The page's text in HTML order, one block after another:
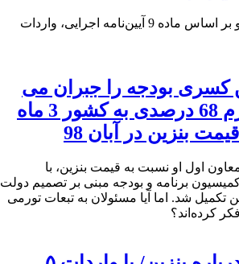
با مصوبه هیئت وزیران و بر اساس ماده 9 آیین‌نامه اجرایی، واردات
کسری بودجه را جبران می
کند؟/ تحمیل تورم 68 درصدی به کشور 3 ماه
بنزین در آبان 98
اول او نسبت به قیمت بنزین، با
برنامه و بودجه مبنی بر تصمیم دولت
تکمیل شد. اما آیا مسئولان به تبعات تورمی
کرده‌اند؟